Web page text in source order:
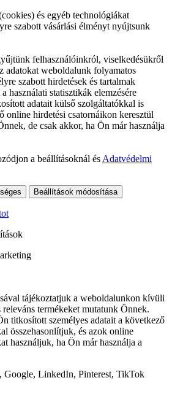
és egyéb technológiákat
szabott vásárlási élményt nyújtsunk
felhasználóinkról, viselkedésükről
adatokat weboldalunk folyamatos
szabott hirdetések és tartalmak
használati statisztikák elemzésére
adatait külső szolgáltatókkal is
online hirdetési csatornáikon keresztül
de csak akkor, ha Ön már használja
a beállításoknál és Adatvédelmi
Beállítások módosítása
tájékoztatjuk a weboldalunkon kívüli
termékeket mutatunk Önnek.
titkosított személyes adatait a következő
összehasonlítjuk, és azok online
használjuk, ha Ön már használja a
Google, LinkedIn, Pinterest, TikTok